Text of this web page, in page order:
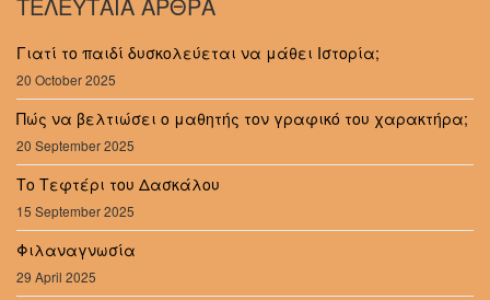
Γιατί το παιδί δυσκολεύεται να μάθει Ιστορία;
20 October 2025
Πώς να βελτιώσει ο μαθητής τον γραφικό του χαρακτήρα;
20 September 2025
Το Τεφτέρι του Δασκάλου
15 September 2025
Φιλαναγνωσία
29 April 2025